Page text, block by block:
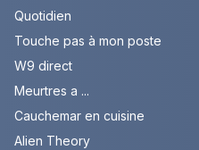
Quotidien
Touche pas à mon poste
W9 direct
Meurtres a ...
Cauchemar en cuisine
Alien Theory